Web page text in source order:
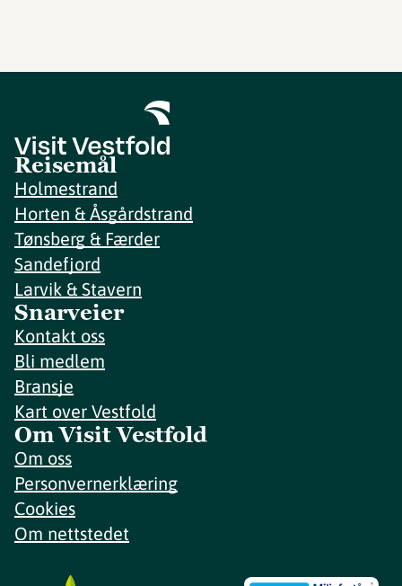
Reisemål
Holmestrand
Horten & Åsgårdstrand
Tønsberg & Færder
Sandefjord
Larvik & Stavern
Snarveier
Kontakt oss
Bli medlem
Bransje
Kart over Vestfold
Om Visit Vestfold
Om oss
Personvernerklæring
Cookies
Om nettstedet